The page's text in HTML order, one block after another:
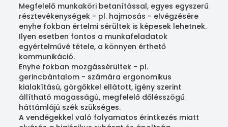
Megfelelő munkaköri betanítással, egyes egyszerű
résztevékenységek - pl. hajmosás - elvégzésére
enyhe fokban értelmi sérültek is képesek lehetnek.
Ilyen esetben fontos a munkafeladatok
egyértelművé tétele, a könnyen érthető
kommunikáció.
Enyhe fokban mozgássérültek - pl.
gerincbántalom - számára ergonomikus
kialakítású, görgőkkel ellátott, igény szerint
állítható magasságú, megfelelő dőlésszögű
háttámlájú szék szükséges.
A vendégekkel való folyamatos érintkezés miatt